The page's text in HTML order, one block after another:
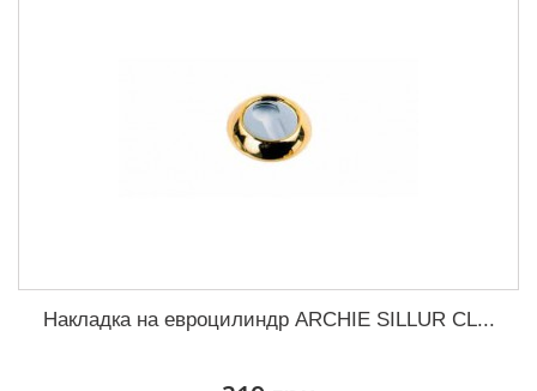
Накладка на евроцилиндр ARCHIE SILLUR CL...